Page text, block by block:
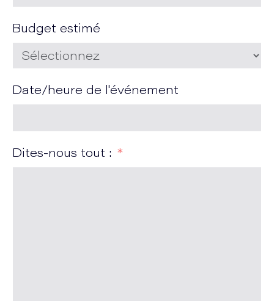
Budget estimé
Date/heure de l'événement
Dites-nous tout :